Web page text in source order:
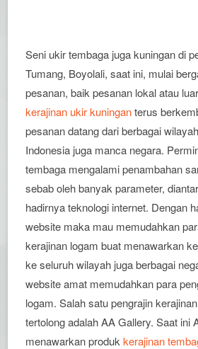
Seni ukir tembaga juga kuningan di
Tumang, Boyolali, saat ini, mulai
pesanan, baik pesanan lokal atau
kerajinan ukir kuninganterus
pesanan datang dari berbagai
Indonesia juga manca negara.
tembaga mengalami penambahan
sebab oleh banyak parameter,
hadirnya teknologi internet. Dengan
website maka mau memudahkan
kerajinan logam buat menawarkan
ke seluruh wilayah juga berbagai
website amat memudahkan para
logam. Salah satu pengrajin
tertolong adalah AA Gallery. Saat ini
menawarkan produkkerajinan